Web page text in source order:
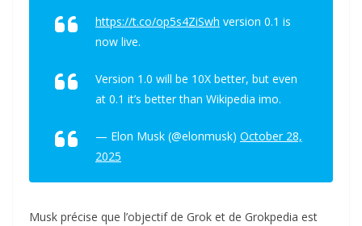
https://t.co/op5s4ZiSwh version 0.1 is
now live.
Version 1.0 will be 10X better, but even
at 0.1 it’s better than Wikipedia imo.
— Elon Musk (@elonmusk) October 28,
2025
Musk précise que l’objectif de Grok et de Grokpedia est